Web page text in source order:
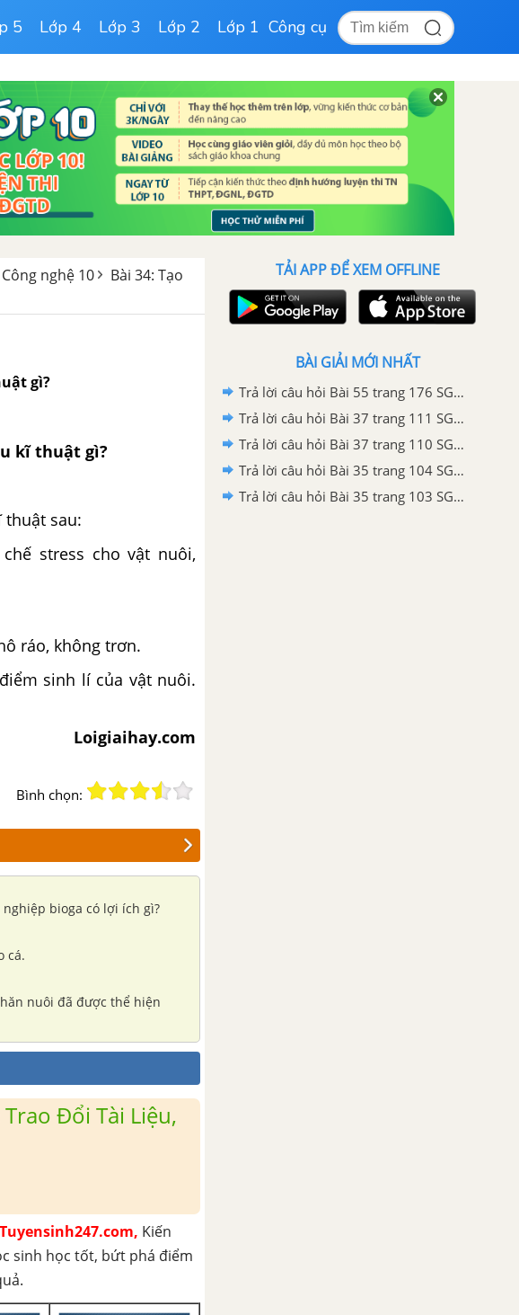
5 Lớp 4 Lớp 3 Lớp 2 Lớp 1 Công cụ
nghệ 10
Bài 34: Tạo
gì?
kĩ thuật gì?
thuật sau:
stress cho vật nuôi,
ráo, không trơn.
sinh lí của vật nuôi.
Loigiaihay.com
Bình chọn:
bioga có lợi ích gì?
cá.
nuôi đã được thể hiện
Đổi Tài Liệu,
Kiến
sinh học tốt, bứt phá điểm
TẢI APP ĐỂ XEM OFFLINE
BÀI GIẢI MỚI NHẤT
Trả lời câu hỏi Bài 55 trang 176 SGK Công nghệ 10
Trả lời câu hỏi Bài 37 trang 111 SGK Công nghệ 10
Trả lời câu hỏi Bài 37 trang 110 SGK Công nghệ 10
Trả lời câu hỏi Bài 35 trang 104 SGK Công nghệ 10
Trả lời câu hỏi Bài 35 trang 103 SGK Công nghệ 10